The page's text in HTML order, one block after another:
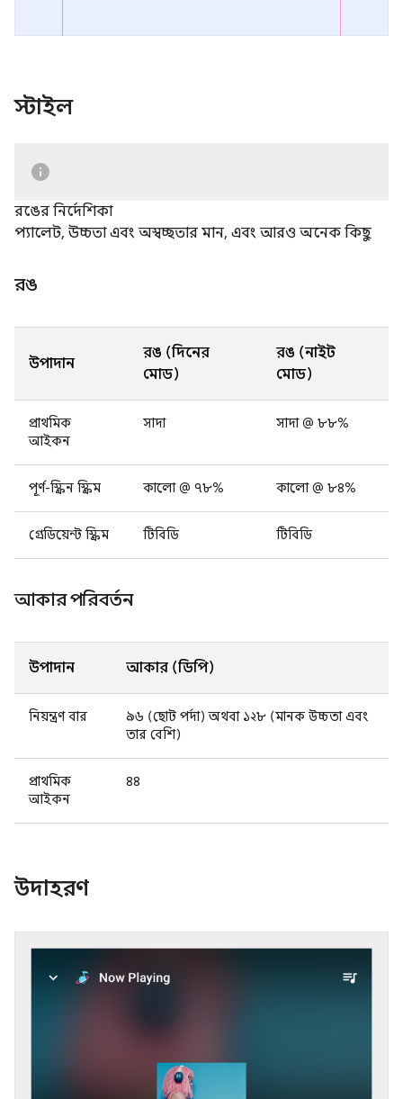
স্টাইল
রঙের নির্দেশিকা
প্যালেট, উচ্চতা এবং অস্বচ্ছতার মান, এবং আরও অনেক কিছু
রঙ
উপাদান
রঙ (দিনের
মোড)
রঙ (নাইট
মোড)
প্রাথমিক
আইকন
সাদা সাদা @ ৮৮%
পূর্ণ-স্ক্রিন স্ক্রিম কালো @ ৭৮% কালো @ ৮৪%
গ্রেডিয়েন্ট স্ক্রিম টিবিডি টিবিডি
আকার পরিবর্তন
উপাদান আকার (ডিপি)
নিয়ন্ত্রণ বার
৯৬ (ছোট পর্দা) অথবা ১২৮ (মানক উচ্চতা এবং
তার বেশি)
প্রাথমিক
আইকন
৪৪
উদাহরণ